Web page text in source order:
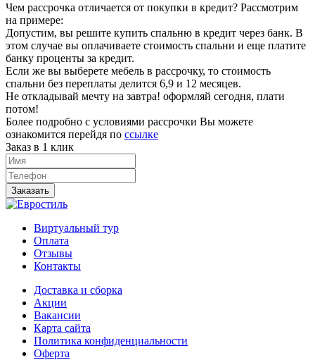
Чем рассрочка отличается от покупки в кредит? Рассмотрим
на примере:
Допустим, вы решите купить спальню в кредит через банк. В
этом случае вы оплачиваете стоимость спальни и еще платите
банку проценты за кредит.
Если же вы выберете мебель в рассрочку, то стоимость
спальни без переплаты делится 6,9 и 12 месяцев.
Не откладывай мечту на завтра! оформляй сегодня, плати
потом!
Более подробно с условиями рассрочки Вы можете
ознакомится перейдя по ссылке
Заказ в 1 клик
Заказать
Виртуальный тур
Оплата
Отзывы
Контакты
Доставка и сборка
Акции
Вакансии
Карта сайта
Политика конфиденциальности
Оферта